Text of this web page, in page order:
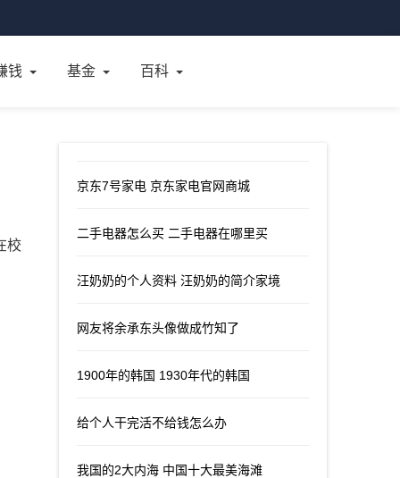
钱 基金 百科
校
京东7号家电 京东家电官网商城
二手电器怎么买 二手电器在哪里买
汪奶奶的个人资料 汪奶奶的简介家境
网友将余承东头像做成竹知了
1900年的韩国 1930年代的韩国
给个人干完活不给钱怎么办
我国的2大内海 中国十大最美海滩